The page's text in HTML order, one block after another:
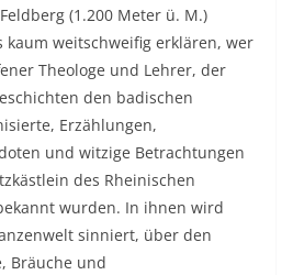
(1.200 Meter ü. M.)
weitschweifig erklären, wer
Theologe und Lehrer, der
den badischen
Erzählungen,
und witzige Betrachtungen
des Rheinischen
wurden. In ihnen wird
sinniert, über den
Bräuche und